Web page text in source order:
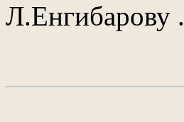
Л.Енгибарову .